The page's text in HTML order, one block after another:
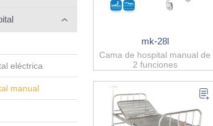
eléctrica
manual
mk-28l
Cama de hospital manual de
2 funciones